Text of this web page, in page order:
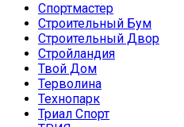
Спортмастер
Строительный Бум
Строительный Двор
Стройландия
Твой Дом
Терволина
Технопарк
Триал Спорт